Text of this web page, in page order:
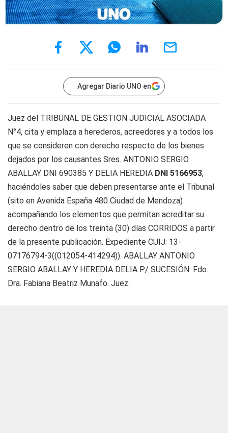
Agregar Diario UNO en
Juez del TRIBUNAL DE GESTION JUDICIAL ASOCIADA
N°4, cita y emplaza a herederos, acreedores y a todos los
que se consideren con derecho respecto de los bienes
dejados por los causantes Sres. ANTONIO SERGIO
ABALLAY DNI 690385 Y DELIA HEREDIA DNI 5166953,
haciéndoles saber que deben presentarse ante el Tribunal
(sito en Avenida España 480 Ciudad de Mendoza)
acompañando los elementos que permitan acreditar su
derecho dentro de los treinta (30) días CORRIDOS a partir
de la presente publicación. Expediente CUIJ: 13-
07176794-3((012054-414294)). ABALLAY ANTONIO
SERGIO ABALLAY Y HEREDIA DELIA P/ SUCESIÓN. Fdo.
Dra. Fabiana Beatriz Munafo. Juez.